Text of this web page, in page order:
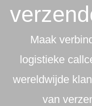
Maak
logistieke
wereldwijde
van